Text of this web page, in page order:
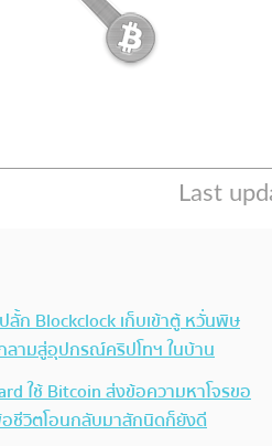
ลั้ก Blockclock เก็บเข้าตู้ หวั่นพิษ
ลามสู่อุปกรณ์คริปโทฯ ในบ้าน
ใช้ Bitcoin ส่งข้อความหาโจรขอ
ชีวิตโอนกลับมาสักนิดก็ยังดี